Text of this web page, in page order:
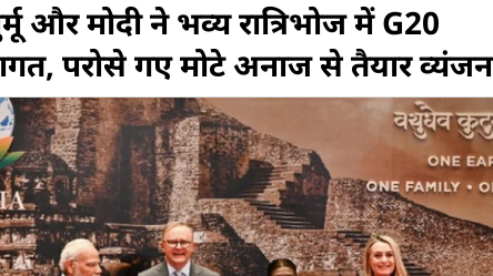
और मोदी ने भव्य रात्रिभोज में G20
परोसे गए मोटे अनाज से तैयार व्यंजन